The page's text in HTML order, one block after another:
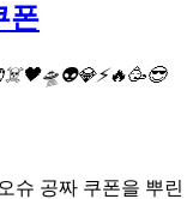
폰
☠️🖤🛸👽💎⚡🔥🥳😎
슈 공짜 쿠폰을 뿌린